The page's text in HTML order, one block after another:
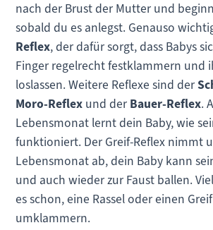
nach der Brust der Mutter und
sobald du es anlegst. Genauso
Reflex, der dafür sorgt, dass Babys
Finger regelrecht festklammern und
loslassen. Weitere Reflexe sind der
Moro-Reflex und der Bauer-Reflex.
Lebensmonat lernt dein Baby, wie
funktioniert. Der Greif-Reflex nimmt
Lebensmonat ab, dein Baby kann
und auch wieder zur Faust ballen.
es schon, eine Rassel oder einen
umklammern.